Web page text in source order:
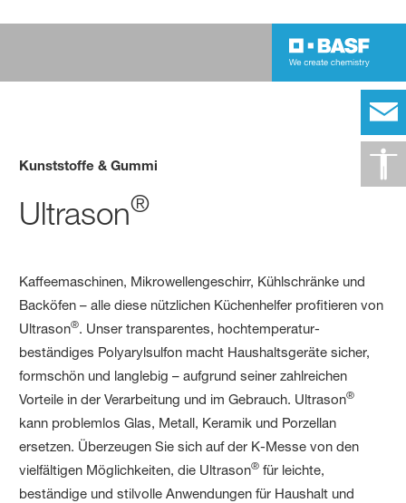
Kunststoffe & Gummi
Ultrason®
Kaffeemaschinen, Mikrowellengeschirr, Kühlschränke und
Backöfen – alle diese nützlichen Küchenhelfer profitieren von
Ultrason®. Unser transparentes, hochtemperatur-
beständiges Polyarylsulfon macht Haushaltsgeräte sicher,
formschön und langlebig – aufgrund seiner zahlreichen
Vorteile in der Verarbeitung und im Gebrauch. Ultrason®
kann problemlos Glas, Metall, Keramik und Porzellan
ersetzen. Überzeugen Sie sich auf der K-Messe von den
vielfältigen Möglichkeiten, die Ultrason® für leichte,
beständige und stilvolle Anwendungen für Haushalt und